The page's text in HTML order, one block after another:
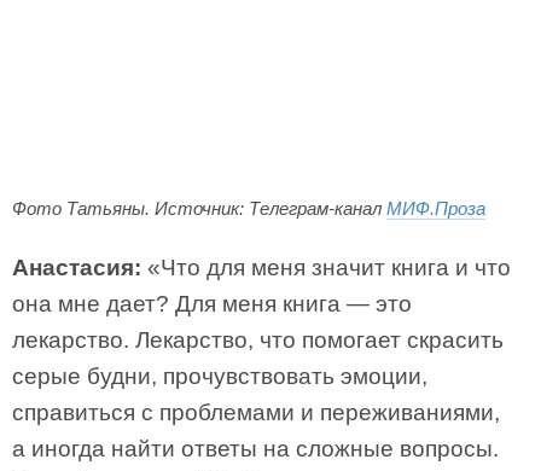
Фото Татьяны. Источник: Телеграм-канал МИФ.Проза
Анастасия: «Что для меня значит книга и что
она мне дает? Для меня книга — это
лекарство. Лекарство, что помогает скрасить
серые будни, прочувствовать эмоции,
справиться с проблемами и переживаниями,
а иногда найти ответы на сложные вопросы.